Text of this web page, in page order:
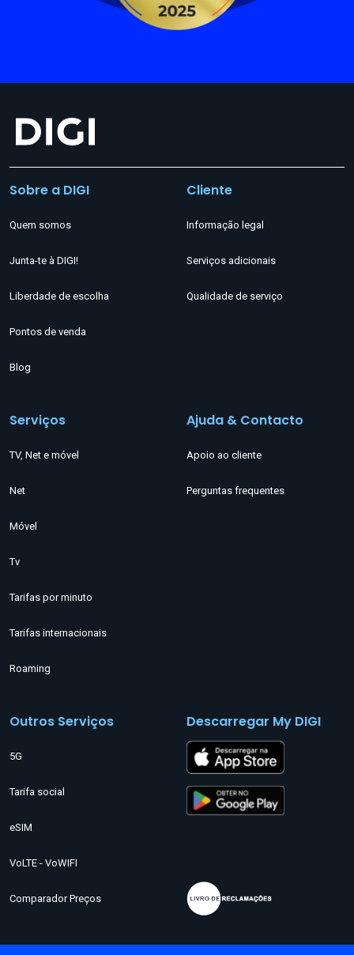
Sobre a DIGI
Quem somos
Junta-te à DIGI!
Liberdade de escolha
Pontos de venda
Blog
Cliente
Informação legal
Serviços adicionais
Qualidade de serviço
Serviços
TV, Net e móvel
Net
Móvel
Tv
Tarifas por minuto
Tarifas internacionais
Roaming
Ajuda & Contacto
Apoio ao cliente
Perguntas frequentes
Outros Serviços
5G
Tarifa social
eSIM
VoLTE - VoWIFI
Comparador Preços
Descarregar My DIGI